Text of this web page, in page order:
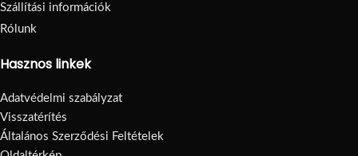
Szállítási információk
Rólunk
Hasznos linkek
Adatvédelmi szabályzat
Visszatérítés
Általános Szerződési Feltételek